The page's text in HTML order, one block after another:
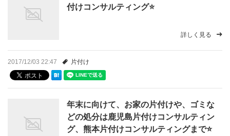
付けコンサルティング⭐️
詳しく見る
2017/12/03 22:47 片付け
年末に向けて、お家の片付けや、ゴミな
どの処分は鹿児島片付けコンサルティン
グ、熊本片付けコンサルティングまで⭐️